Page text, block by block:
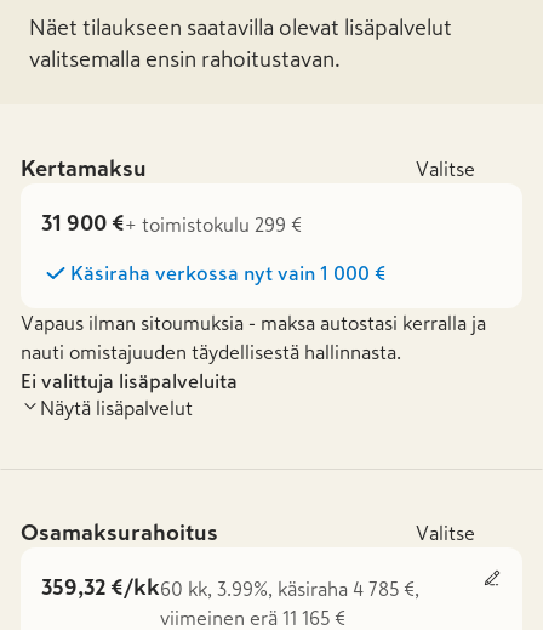
Näet tilaukseen saatavilla olevat lisäpalvelut
valitsemalla ensin rahoitustavan.
Kertamaksu Valitse
31 900 €+ toimistokulu 299 €
Käsiraha verkossa nyt vain 1 000 €
Vapaus ilman sitoumuksia - maksa autostasi kerralla ja
nauti omistajuuden täydellisestä hallinnasta.
Ei valittuja lisäpalveluita
Näytä lisäpalvelut
Osamaksurahoitus Valitse
359,32 €/kk60 kk, 3.99%, käsiraha 4 785 €,
viimeinen erä 11 165 €